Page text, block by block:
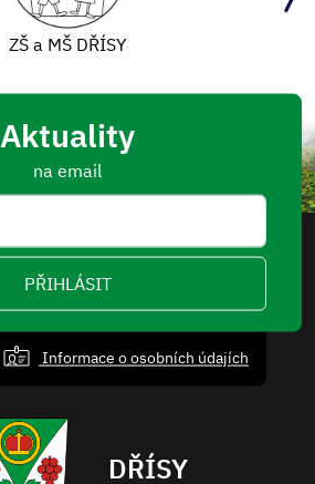
ZŠ a MŠ DŘÍSY
Aktuality
na email
PŘIHLÁSIT
Informace o osobních údajích
DŘÍSY